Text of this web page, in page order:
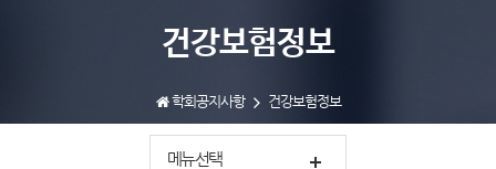
건강보험정보
학회공지사항 건강보험정보
메뉴선택